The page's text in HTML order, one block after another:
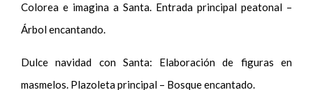
Colorea e imagina a Santa. Entrada principal peatonal –
Árbol encantando.
Dulce navidad con Santa: Elaboración de figuras en
masmelos. Plazoleta principal – Bosque encantado.